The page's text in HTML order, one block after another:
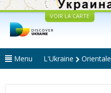
VOIR LA CARTE
Menu L'Ukraine Orientale